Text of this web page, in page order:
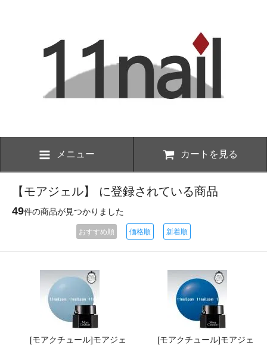
メニュー カートを見る
【モアジェル】 に登録されている商品
49件の商品が見つかりました
おすすめ順 価格順 新着順
[モアクチュール]モアジェ
[モアクチュール]モアジェ